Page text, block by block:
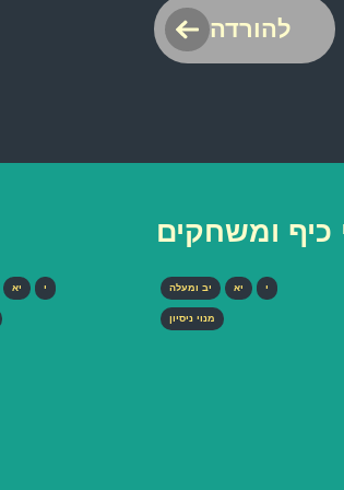
להורדה
כיף ומשחקים
י יא יב ומעלה
מנוי ניסיון
י יא